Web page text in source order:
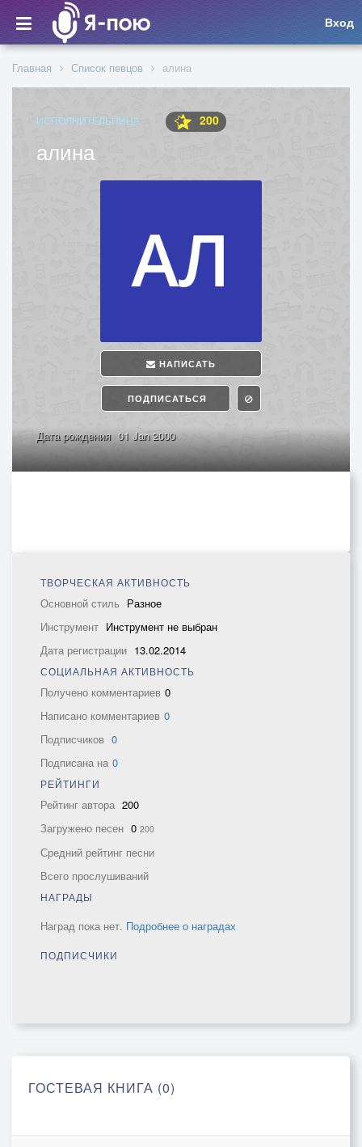
Вход
Главная Список певцов алина
ИСПОЛНИТЕЛЬНИЦА 200
алина
НАПИСАТЬ
ПОДПИСАТЬСЯ
Дата рождения 01 Jan 2000
ТВОРЧЕСКАЯ АКТИВНОСТЬ
Основной стиль Разное
Инструмент Инструмент не выбран
Дата регистрации 13.02.2014
СОЦИАЛЬНАЯ АКТИВНОСТЬ
Получено комментариев 0
Написано комментариев 0
Подписчиков 0
Подписана на 0
РЕЙТИНГИ
Рейтинг автора 200
Загружено песен 0 200
Средний рейтинг песни
Всего прослушиваний
НАГРАДЫ
Наград пока нет. Подробнее о наградах
ПОДПИСЧИКИ
ГОСТЕВАЯ КНИГА (0)